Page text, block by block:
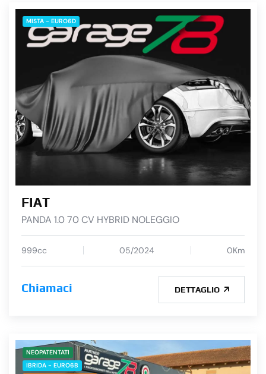
MISTA - EURO6D
FIAT
PANDA 1.0 70 CV HYBRID NOLEGGIO
999cc 05/2024 0Km
Chiamaci DETTAGLIO
NEOPATENTATI
IBRIDA - EURO6B